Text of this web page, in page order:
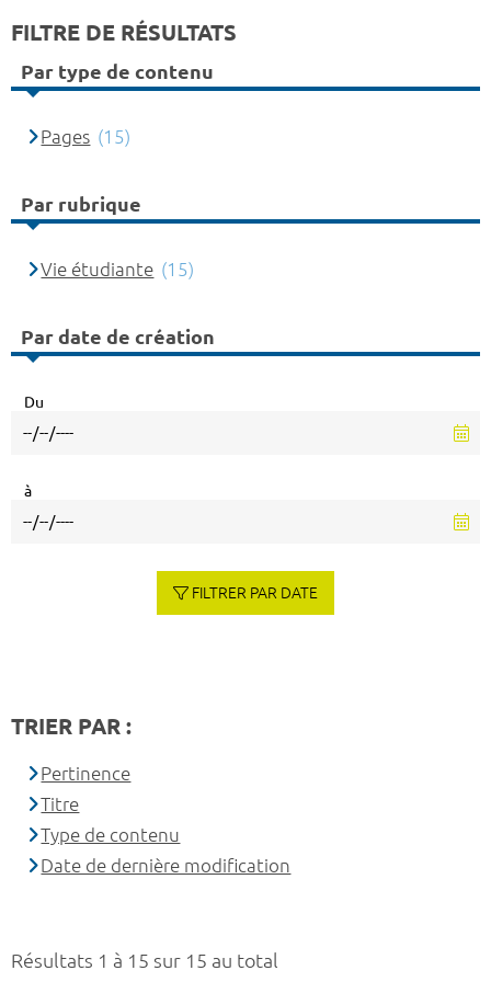
Résultats 1 à 15 sur 15 au total
FILTRE DE RÉSULTATS
Par type de contenu
Pages (15)
Par rubrique
Vie étudiante (15)
Par date de création
Du
à
FILTRER PAR DATE
TRIER PAR :
Pertinence
Titre
Type de contenu
Date de dernière modification